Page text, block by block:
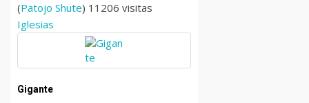
(Patojo Shute) 11206 visitas
Iglesias
Gigante